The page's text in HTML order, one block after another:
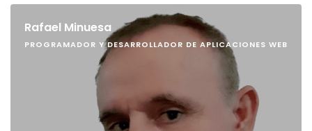
Rafael Minuesa
PROGRAMADOR Y DESARROLLADOR DE APLICACIONES WEB